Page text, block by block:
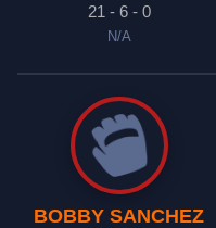
21 - 6 - 0
N/A
BOBBY SANCHEZ